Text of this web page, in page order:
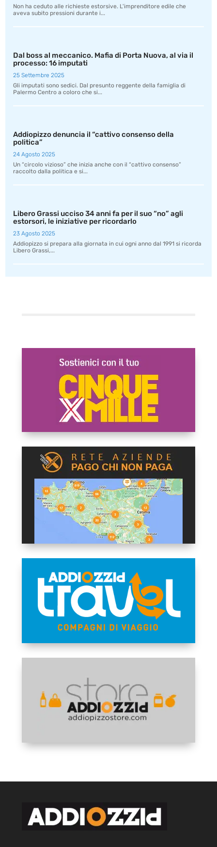
Non ha ceduto alle richieste estorsive. L'imprenditore edile che
aveva subito pressioni durante i...
Dal boss al meccanico. Mafia di Porta Nuova, al via il
processo: 16 imputati
25 Settembre 2025
Gli imputati sono sedici. Dal presunto reggente della famiglia di
Palermo Centro a coloro che si...
Addiopizzo denuncia il “cattivo consenso della
politica”
24 Agosto 2025
Un “circolo vizioso” che inizia anche con il “cattivo consenso”
raccolto dalla politica e si...
Libero Grassi ucciso 34 anni fa per il suo “no” agli
estorsori, le iniziative per ricordarlo
23 Agosto 2025
Addiopizzo si prepara alla giornata in cui ogni anno dal 1991 si ricorda
Libero Grassi,...